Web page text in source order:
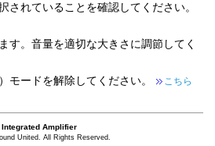
されていることを確認してください。
す。音量を適切な大きさに調節してく
モードを解除してください。 こちら
Integrated Amplifier
United. All Rights Reserved.